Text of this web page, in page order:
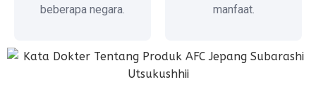
beberapa negara.
manfaat.